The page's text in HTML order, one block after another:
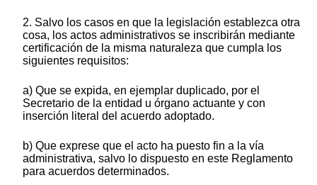
2. Salvo los casos en que la legislación establezca otra
cosa, los actos administrativos se inscribirán mediante
certificación de la misma naturaleza que cumpla los
siguientes requisitos:
a) Que se expida, en ejemplar duplicado, por el
Secretario de la entidad u órgano actuante y con
inserción literal del acuerdo adoptado.
b) Que exprese que el acto ha puesto fin a la vía
administrativa, salvo lo dispuesto en este Reglamento
para acuerdos determinados.